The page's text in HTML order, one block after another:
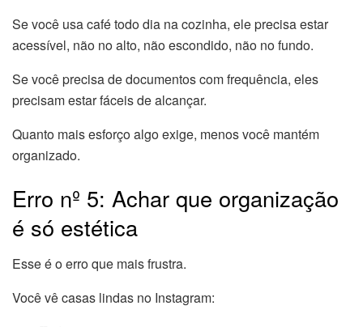
Se você usa café todo dia na cozinha, ele precisa estar
acessível, não no alto, não escondido, não no fundo.
Se você precisa de documentos com frequência, eles
precisam estar fáceis de alcançar.
Quanto mais esforço algo exige, menos você mantém
organizado.
Erro nº 5: Achar que organização
é só estética
Esse é o erro que mais frustra.
Você vê casas lindas no Instagram: